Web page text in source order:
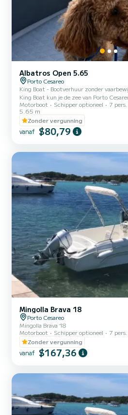
Albatros Open 5.65
Porto Cesareo
King Boat - Bootverhuur zonder vaarbewijs
King Boat kun je de zee van Porto
zelfs zonder vaarbewijs. Onze vloot bestaat uit moderne,
comfortabele en veilige boten, perfect
vriendengroepen. - Vertrek vanuit de centrale haven van Porto
Cesareo - Boten met 40 pk-motor,
personen aan boord - Halve dag, hele
Motorboot Schipper optioneel 7 pers.
5.65 m
Zonder vergunning
vanaf $80,79
Mingolla Brava 18
Porto Cesareo
Mingolla Brava 18
Motorboot
Schipper optioneel 7 pers.
Zonder vergunning
vanaf $167,36